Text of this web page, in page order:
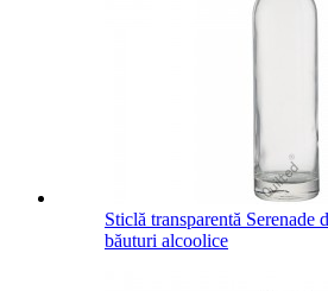
Sticlă transparentă Serenade
băuturi alcoolice